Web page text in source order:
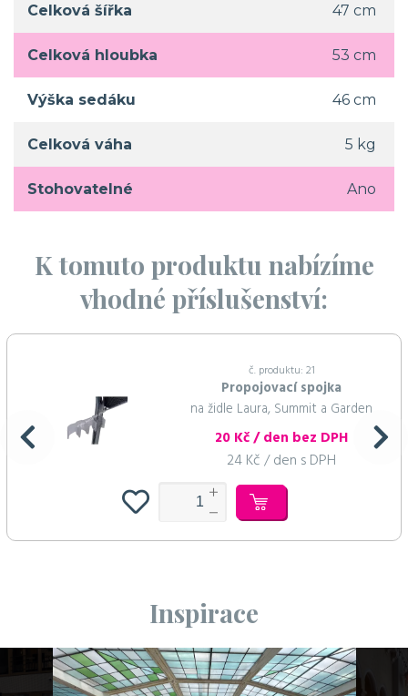
Celková šířka 47 cm
Celková hloubka 53 cm
Výška sedáku 46 cm
Celková váha 5 kg
Stohovatelné Ano
K tomuto produktu nabízíme
vhodné příslušenství:
č. produktu: 21
Propojovací spojka
na židle Laura, Summit a Garden
20 Kč / den bez DPH
24 Kč / den s DPH
Inspirace